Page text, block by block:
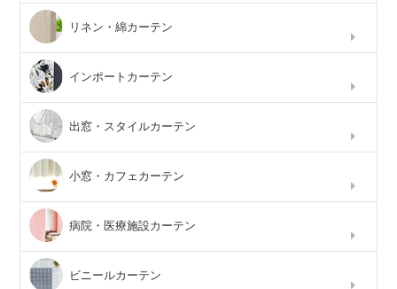
リネン・綿カーテン
インポートカーテン
出窓・スタイルカーテン
小窓・カフェカーテン
病院・医療施設カーテン
ビニールカーテン